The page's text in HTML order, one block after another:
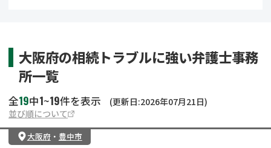
大阪府の相続トラブルに強い弁護士事務
所一覧
全19中1~19件を表示
(更新日:2026年07月21日)
並び順について
大阪府・ 豊中市